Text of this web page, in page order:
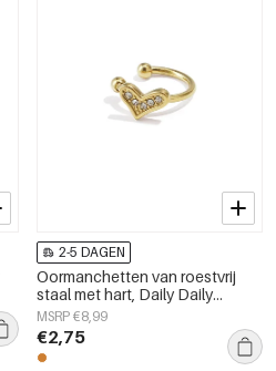
2-5 DAGEN
Oormanchetten van roestvrij
staal met hart, Daily Daily
Simple-serie, damessieraden
MSRP €8,99
€2,75